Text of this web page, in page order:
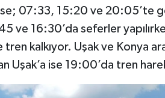
ise; 07:33, 15:20 ve 20:05’te
ve 16:30’da seferler
kalkıyor. Uşak ve Konya
Uşak’a ise 19:00’da tren